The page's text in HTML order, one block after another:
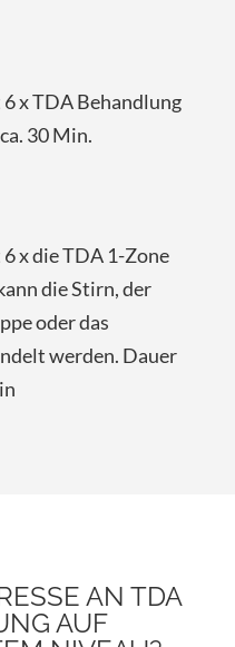
x TDA Behandlung
30 Min.
x die TDA 1-Zone
die Stirn, der
oder das
werden. Dauer
AN TDA
AUF